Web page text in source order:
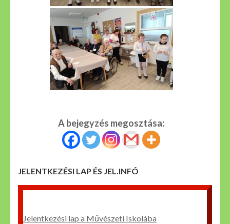
A bejegyzés megosztása:
JELENTKEZÉSI LAP ÉS JEL.INFÓ
Jelentkezési lap a Művészeti Iskolába